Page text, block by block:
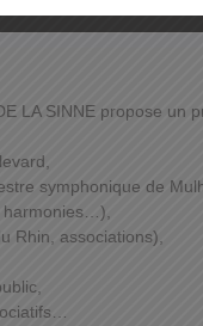
LA SINNE propose un
symphonique de
Rhin, associations),